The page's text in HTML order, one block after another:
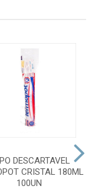
DESCARTAVEL
CRISTAL 180ML
100UN